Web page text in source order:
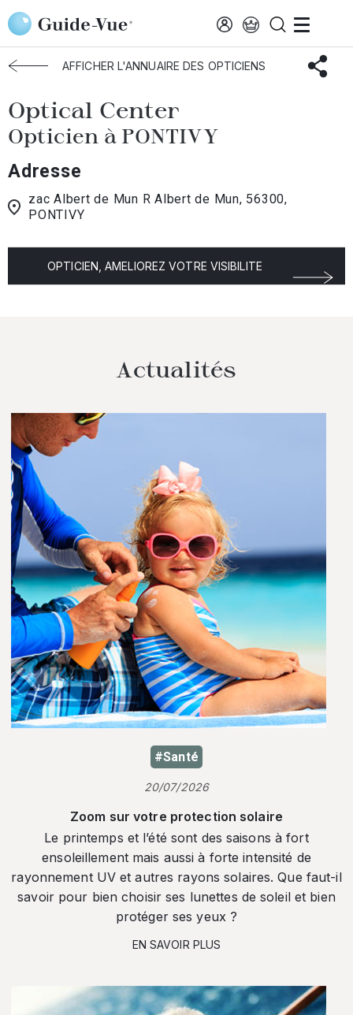
Aller au contenu principal
Accueil Choisir mon opticien Optical Center
AFFICHER L'ANNUAIRE DES OPTICIENS
Optical Center
Opticien à PONTIVY
Adresse
zac Albert de Mun R Albert de Mun, 56300,
PONTIVY
OPTICIEN, AMELIOREZ VOTRE VISIBILITE
Actualités
#Santé
20/07/2026
Zoom sur votre protection solaire
Le printemps et l’été sont des saisons à fort
ensoleillement mais aussi à forte intensité de
rayonnement UV et autres rayons solaires. Que faut-il
savoir pour bien choisir ses lunettes de soleil et bien
protéger ses yeux ?
EN SAVOIR PLUS